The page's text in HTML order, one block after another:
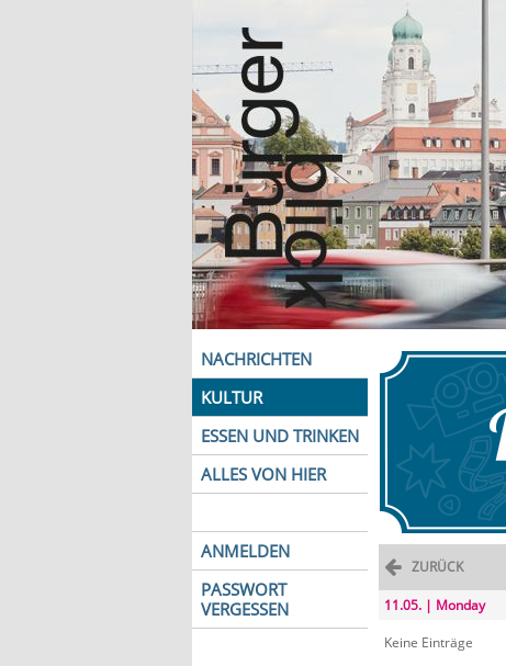
NACHRICHTEN
KULTUR
ESSEN UND TRINKEN
ALLES VON HIER
ANMELDEN
PASSWORT
VERGESSEN
ZURÜCK
11.05. | Monday
Keine Einträge